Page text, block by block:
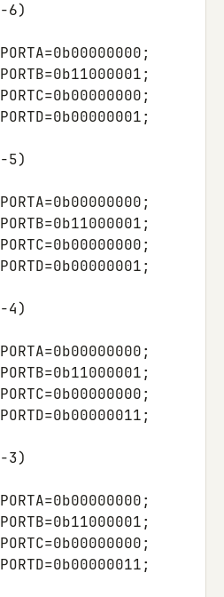
-6)
PORTA=0b00000000;
PORTB=0b11000001;
PORTC=0b00000000;
PORTD=0b00000001;
-5)
PORTA=0b00000000;
PORTB=0b11000001;
PORTC=0b00000000;
PORTD=0b00000001;
-4)
PORTA=0b00000000;
PORTB=0b11000001;
PORTC=0b00000000;
PORTD=0b00000011;
-3)
PORTA=0b00000000;
PORTB=0b11000001;
PORTC=0b00000000;
PORTD=0b00000011;